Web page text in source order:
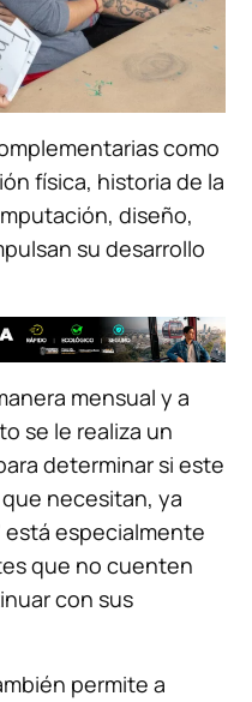
como
física, historia de la
diseño,
su desarrollo
mensual y a
se le realiza un
determinar si este
necesitan, ya
está especialmente
que no cuenten
con sus
permite a